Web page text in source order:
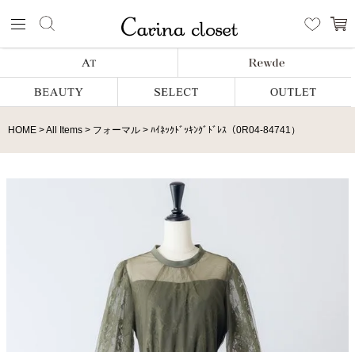
HOME All Items フォーマル ﾊｲﾈｯｸﾄﾞｯｷﾝｸﾞﾄﾞﾚｽ（0R04-84741）